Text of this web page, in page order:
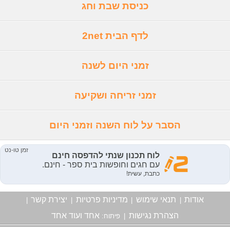
כניסת שבת וחג
לדף הבית 2net
זמני היום לשנה
זמני זריחה ושקיעה
הסבר על לוח השנה וזמני היום
אודות תנאי שימוש מדיניות פרטיות יצירת קשר
הצהרת נגישות פיתוח: אחד ועוד אחד